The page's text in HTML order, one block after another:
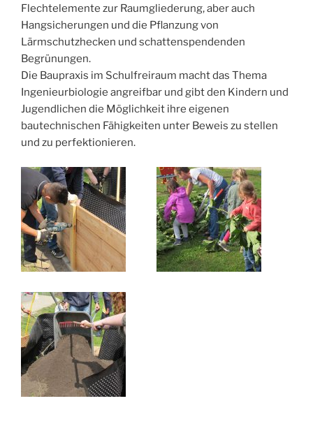
Flechtelemente zur Raumgliederung, aber auch
Hangsicherungen und die Pflanzung von
Lärmschutzhecken und schattenspendenden
Begrünungen.
Die Baupraxis im Schulfreiraum macht das Thema
Ingenieurbiologie angreifbar und gibt den Kindern und
Jugendlichen die Möglichkeit ihre eigenen
bautechnischen Fähigkeiten unter Beweis zu stellen
und zu perfektionieren.